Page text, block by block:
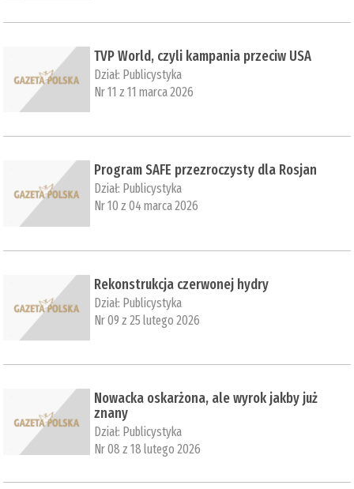
TVP World, czyli kampania przeciw USA
Dział: Publicystyka
Nr 11 z 11 marca 2026
Program SAFE przezroczysty dla Rosjan
Dział: Publicystyka
Nr 10 z 04 marca 2026
Rekonstrukcja czerwonej hydry
Dział: Publicystyka
Nr 09 z 25 lutego 2026
Nowacka oskarżona, ale wyrok jakby już
znany
Dział: Publicystyka
Nr 08 z 18 lutego 2026